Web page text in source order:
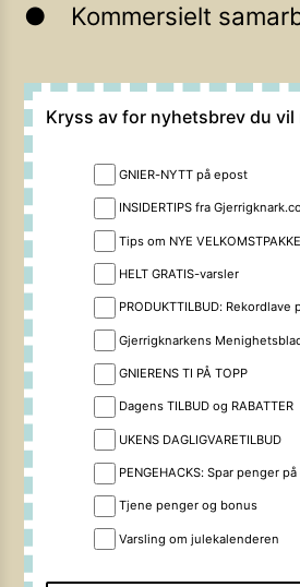
Kommersielt
Kryss av for nyhetsbrev du vil
GNIER-NYTT på epost
INSIDERTIPS fra
Tips om NYE
HELT GRATIS-varsler
PRODUKTTILBUD: Rekordlave
Gjerrigknarkens
GNIERENS TI PÅ TOPP
Dagens TILBUD og RABATTER
UKENS DAGLIGVARETILBUD
PENGEHACKS: Spar penger
Tjene penger og bonus
Varsling om julekalenderen